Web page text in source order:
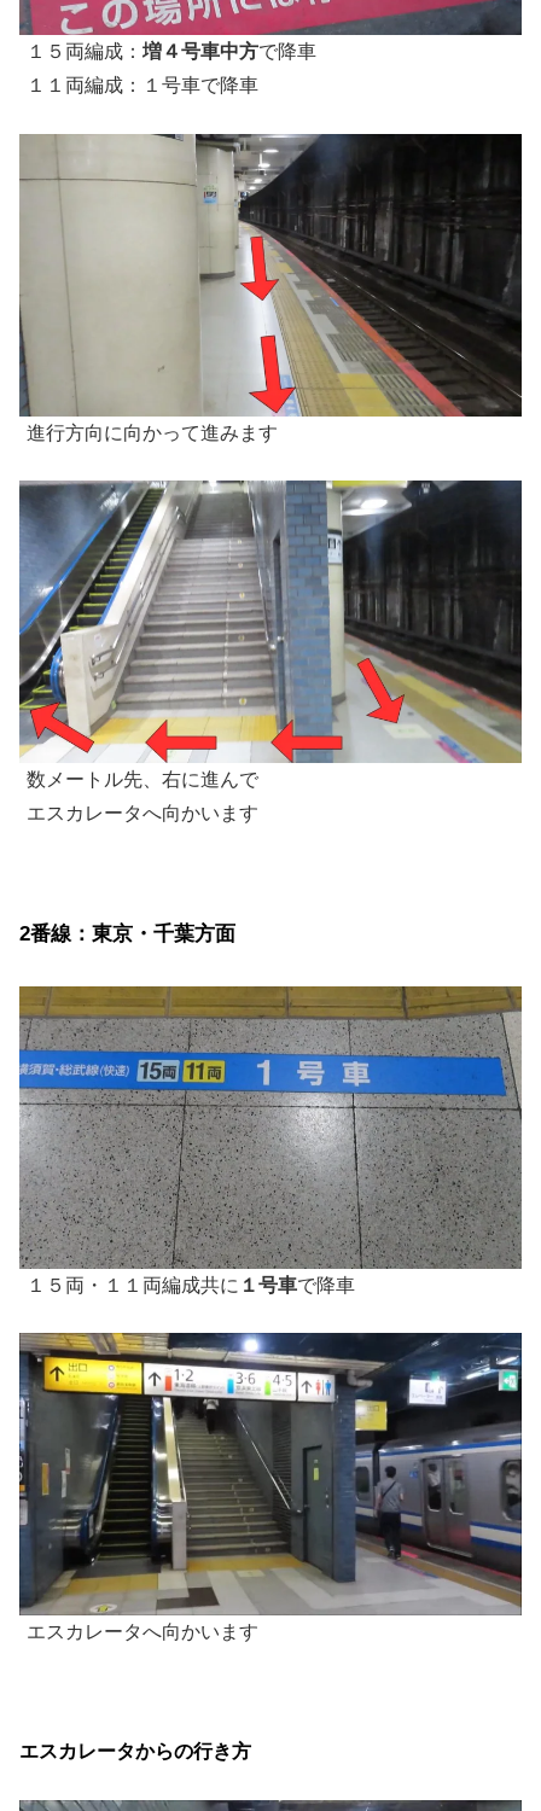
１５両編成： 増４号車中方で降車
１１両編成：１号車で降車
進行方向に向かって進みます
数メートル先、右に進んで
エスカレータへ向かいます
2番線：東京・千葉方面
１５両・１１両編成共に １号車で降車
エスカレータへ向かいます
エスカレータからの行き方